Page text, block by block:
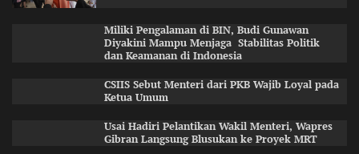
Miliki Pengalaman di BIN, Budi Gunawan
Diyakini Mampu Menjaga Stabilitas Politik
dan Keamanan di Indonesia
CSIIS Sebut Menteri dari PKB Wajib Loyal pada
Ketua Umum
Usai Hadiri Pelantikan Wakil Menteri, Wapres
Gibran Langsung Blusukan ke Proyek MRT